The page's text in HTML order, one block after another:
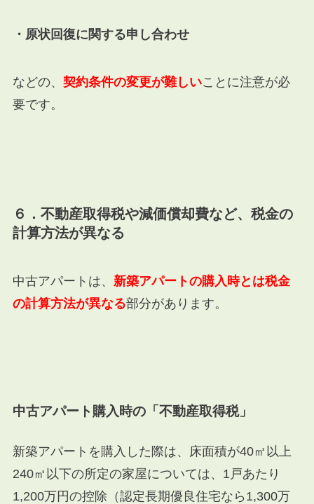
・原状回復に関する申し合わせ
などの、 契約条件の変更が難しいことに注意が必
要です。
６．不動産取得税や減価償却費など、税金の
計算方法が異なる
中古アパートは、 新築アパートの購入時とは税金
の計算方法が異なる部分があります。
中古アパート購入時の「不動産取得税」
新築アパートを購入した際は、床面積が40㎡以上
240㎡以下の所定の家屋については、1戸あたり
1,200万円の控除（認定長期優良住宅なら1,300万